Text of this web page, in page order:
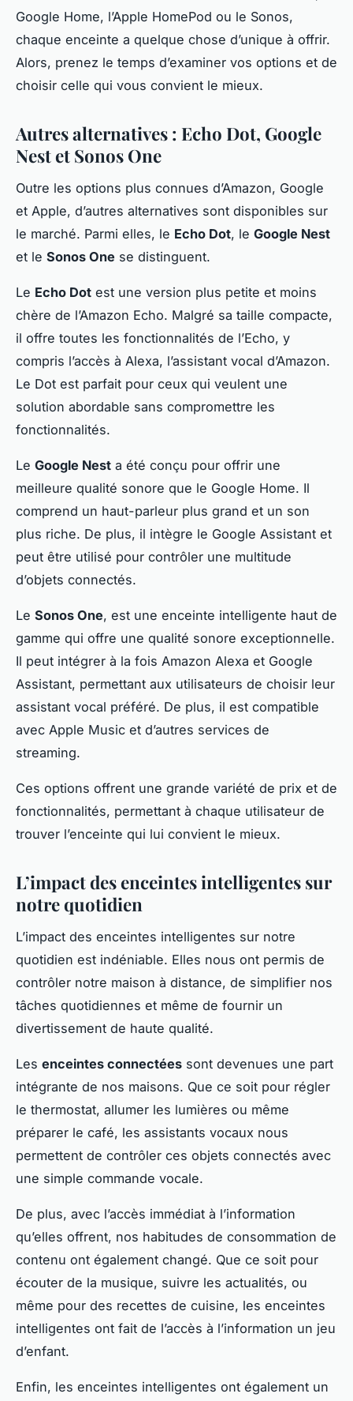
Google Home, l’Apple HomePod ou le Sonos,
chaque enceinte a quelque chose d’unique à offrir.
Alors, prenez le temps d’examiner vos options et de
choisir celle qui vous convient le mieux.
Autres alternatives : Echo Dot, Google
Nest et Sonos One
Outre les options plus connues d’Amazon, Google
et Apple, d’autres alternatives sont disponibles sur
le marché. Parmi elles, le Echo Dot, le Google Nest
et le Sonos One se distinguent.
Le Echo Dot est une version plus petite et moins
chère de l’Amazon Echo. Malgré sa taille compacte,
il offre toutes les fonctionnalités de l’Echo, y
compris l’accès à Alexa, l’assistant vocal d’Amazon.
Le Dot est parfait pour ceux qui veulent une
solution abordable sans compromettre les
fonctionnalités.
Le Google Nest a été conçu pour offrir une
meilleure qualité sonore que le Google Home. Il
comprend un haut-parleur plus grand et un son
plus riche. De plus, il intègre le Google Assistant et
peut être utilisé pour contrôler une multitude
d’objets connectés.
Le Sonos One, est une enceinte intelligente haut de
gamme qui offre une qualité sonore exceptionnelle.
Il peut intégrer à la fois Amazon Alexa et Google
Assistant, permettant aux utilisateurs de choisir leur
assistant vocal préféré. De plus, il est compatible
avec Apple Music et d’autres services de
streaming.
Ces options offrent une grande variété de prix et de
fonctionnalités, permettant à chaque utilisateur de
trouver l’enceinte qui lui convient le mieux.
L’impact des enceintes intelligentes sur
notre quotidien
L’impact des enceintes intelligentes sur notre
quotidien est indéniable. Elles nous ont permis de
contrôler notre maison à distance, de simplifier nos
tâches quotidiennes et même de fournir un
divertissement de haute qualité.
Les enceintes connectées sont devenues une part
intégrante de nos maisons. Que ce soit pour régler
le thermostat, allumer les lumières ou même
préparer le café, les assistants vocaux nous
permettent de contrôler ces objets connectés avec
une simple commande vocale.
De plus, avec l’accès immédiat à l’information
qu’elles offrent, nos habitudes de consommation de
contenu ont également changé. Que ce soit pour
écouter de la musique, suivre les actualités, ou
même pour des recettes de cuisine, les enceintes
intelligentes ont fait de l’accès à l’information un jeu
d’enfant.
Enfin, les enceintes intelligentes ont également un